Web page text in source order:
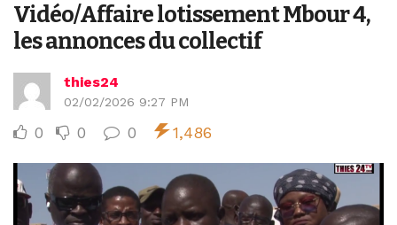
Vidéo/Affaire lotissement Mbour 4,
les annonces du collectif
thies24
02/02/2026 9:27 PM
0 0 0 1,486